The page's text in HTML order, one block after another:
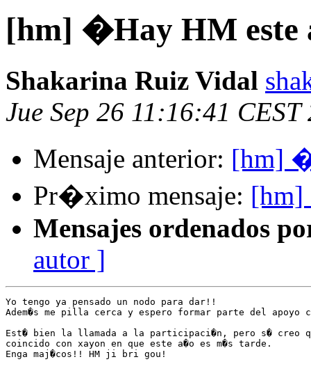
[hm] �Hay HM
Shakarina Ruiz Vidal
Jue Sep 26 11:16:41 CEST
Mensaje anterior: [hm]
Pr�ximo mensaje:
Mensajes ordenados
autor ]
Yo tengo ya pensado un nodo para dar!!
Adem�s me pilla cerca y espero formar parte del apoyo
Est� bien la llamada a la participaci�n, pero s� creo
coincido con xayon en que este a�o es m�s tarde.
Enga maj�cos!! HM ji bri gou!